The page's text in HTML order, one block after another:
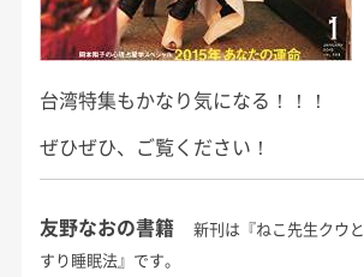
台湾特集もかなり気になる！！！
ぜひぜひ、ご覧ください！
友野なおの書籍
新刊は『ねこ先生クウ
すり睡眠法』です。